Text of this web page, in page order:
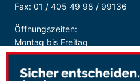
Fax: 01 / 405 49 98 / 99136
Öffnungszeiten:
Montag bis Freitag
9:00 - 18:00 Uhr
durchgehend